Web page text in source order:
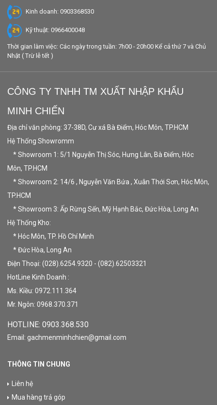
Kinh doanh: 0903368530
Kỹ thuật: 0966400048
Thời gian làm việc: Các ngày trong tuần: 7h00 - 20h00 Kể cả thứ 7 và Chủ
Nhật ( Trừ lễ tết )
CÔNG TY TNHH TM XUẤT NHẬP KHẨU
MINH CHIẾN
Địa chỉ văn phòng: 37-38D, Cư xá Bà Điểm, Hóc Môn, TP.HCM
Hệ Thống Showromm
* Showroom 1: 5/1 Nguyễn Thị Sóc, Hưng Lân, Bà Điểm, Hóc
Môn, TP.HCM
* Showroom 2: 14/6 , Nguyễn Văn Bứa , Xuân Thới Sơn, Hóc Môn,
TP.HCM
* Showroom 3: Ấp Rừng Sến, Mỹ Hạnh Bắc, Đức Hòa, Long An
Hệ Thống Kho:
* Hóc Môn, TP. Hồ Chí Minh
* Đức Hòa, Long An
Điện Thoại: (028).6254.9320 - (082).62503321
HotLine Kinh Doanh :
Ms. Kiều: 0972.111.364
Mr. Ngôn: 0968.370.371
HOTLINE: 0903.368.530
Email: gachmenminhchien@gmail.com
THÔNG TIN CHUNG
Liên hệ
Mua hàng trả góp